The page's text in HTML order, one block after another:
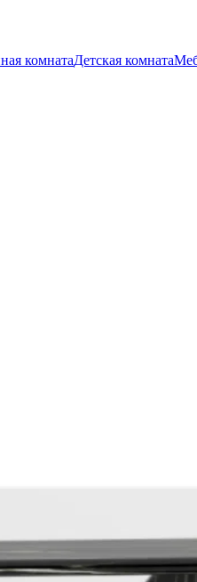
комнатаДетская комната